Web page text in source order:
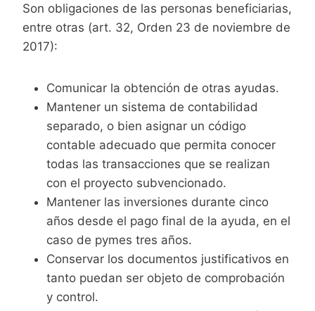
Son obligaciones de las personas beneficiarias,
entre otras (art. 32, Orden 23 de noviembre de
2017):
Comunicar la obtención de otras ayudas.
Mantener un sistema de contabilidad
separado, o bien asignar un código
contable adecuado que permita conocer
todas las transacciones que se realizan
con el proyecto subvencionado.
Mantener las inversiones durante cinco
años desde el pago final de la ayuda, en el
caso de pymes tres años.
Conservar los documentos justificativos en
tanto puedan ser objeto de comprobación
y control.